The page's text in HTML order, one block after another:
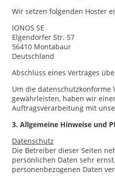
Wir setzen folgenden Hoster
IONOS SE
Elgendorfer Str. 57
56410 Montabaur
Deutschland
Abschluss eines Vertrages
Um die datenschutzkonforme
gewährleisten, haben wir
Auftragsverarbeitung mit
3. Allgemeine Hinweise und
Datenschutz
Die Betreiber dieser Seiten
persönlichen Daten sehr
personenbezogenen Daten